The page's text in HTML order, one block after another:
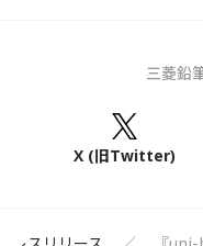
三菱鉛
X (旧Twitter)